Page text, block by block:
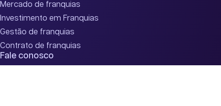
Mercado de franquias
Investimento em Franquias
Gestão de franquias
Contrato de franquias
Fale conosco